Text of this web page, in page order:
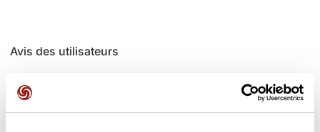
Avis des utilisateurs
Soyez le premier à ajouter un avis !